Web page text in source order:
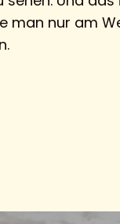
man nur am